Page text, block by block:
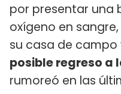
por presentar una
oxígeno en
su casa de
posible regreso a
rumoreó en las